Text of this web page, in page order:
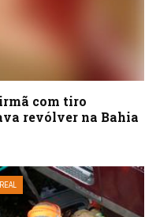
com tiro
revólver na Bahia